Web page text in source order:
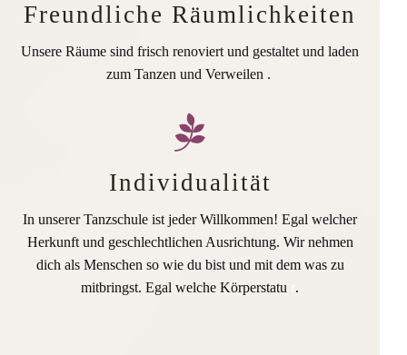
Freundliche Räumlichkeiten
Unsere Räume sind frisch renoviert und gestaltet und laden
zum Tanzen und Verweilen .
Individualität
In unserer Tanzschule ist jeder Willkommen! Egal welcher
Herkunft und geschlechtlichen Ausrichtung. Wir nehmen
dich als Menschen so wie du bist und mit dem was zu
mitbringst. Egal welche Körperstatu
.